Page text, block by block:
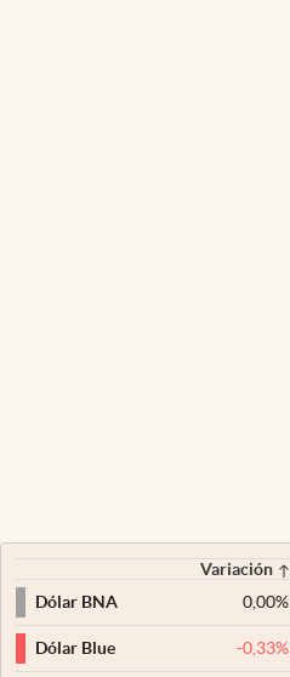
Variación
Dólar BNA
0,00%
Dólar Blue -0,33%